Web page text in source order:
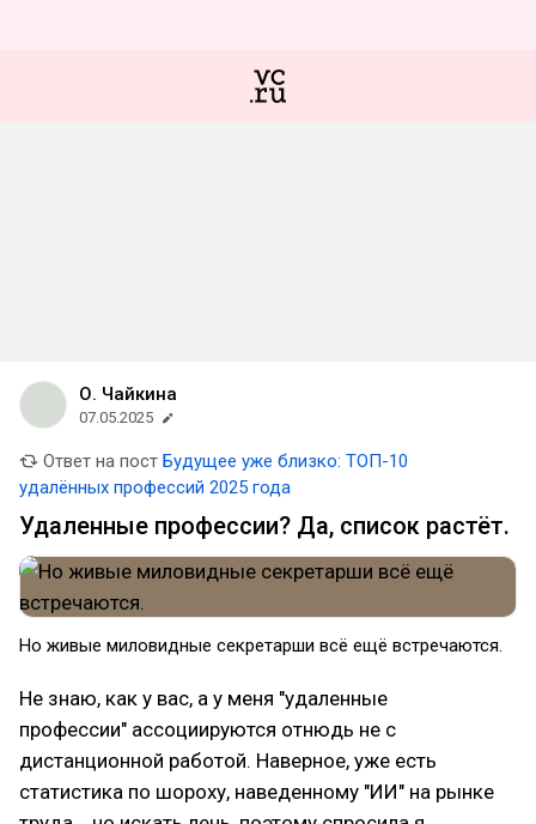
О. Чайкина
07.05.2025
Ответ на пост Будущее уже близко: ТОП-10
удалённых профессий 2025 года
Удаленные профессии? Да, список растёт.
Но живые миловидные секретарши всё ещё встречаются.
Не знаю, как у вас, а у меня "удаленные
профессии" ассоциируются отнюдь не с
дистанционной работой. Наверное, уже есть
статистика по шороху, наведенному "ИИ" на рынке